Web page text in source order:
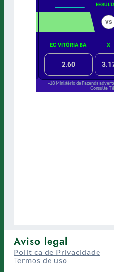
Aviso legal
Política de Privacidade
Termos de uso